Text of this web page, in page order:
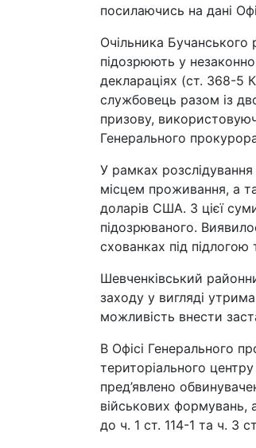
посилаючись на дані
Очільника Бучанського
підозрюють у
деклараціях (ст. 368-5
службовець разом із
призову,
Генерального
У рамках
місцем проживання, а
доларів США. З цієї
підозрюваного.
схованках під
Шевченківський
заходу у вигляді
можливість внести
В Офісі Генерального
територіального
пред’явлено
військових формувань,
до ч. 1 ст. 114-1 та ч. 3